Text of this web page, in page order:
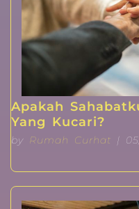
Apakah
Yang Kucari?
by Rumah Curhat |